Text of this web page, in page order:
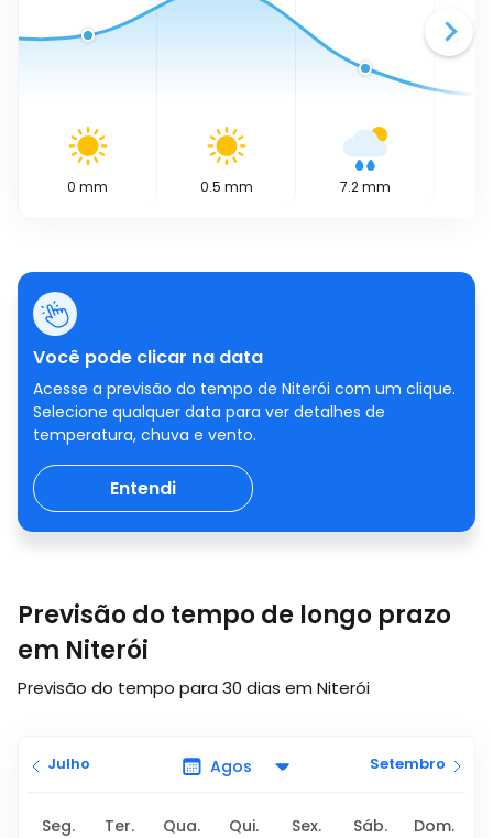
0 mm 0.5 mm 7.2 mm
Você pode clicar na data
Acesse a previsão do tempo de Niterói com um clique.
Selecione qualquer data para ver detalhes de
temperatura, chuva e vento.
Entendi
Previsão do tempo de longo prazo
em Niterói
Previsão do tempo para 30 dias em Niterói
Julho Setembro
Seg. Ter. Qua. Qui. Sex. Sáb. Dom.